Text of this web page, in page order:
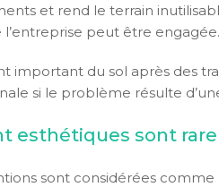
et rend le terrain
peut être engagée.
important du sol après des
si le problème résulte
esthétiques sont
sont considérées